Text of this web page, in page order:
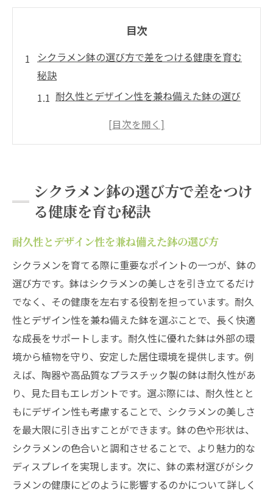
目次
シクラメン鉢の選び方で差をつける健康を育む
秘訣
耐久性とデザイン性を兼ね備えた鉢の選び
素材選びがシクラメンの健康を左右する理
排水性に優れた鉢を選ぶメリット
温度変化に強い鉢の特徴と選び方
シクラメンの美しさを引き立たせる鉢の色
シクラメンの魅力を最大限に環境設定の重要性
最適な光の量でシクラメンの色を鮮やかに
湿度管理がもたらすシクラメンの成長促進
シクラメンに適した温度設定のポイント
空気の流れを意識した配置で病害の予防
シクラメンの健康を守るための風除け対策
環境変動に強いシクラメンを育てる秘訣
美しいシクラメンを目指すための鉢管理の基本
水やりのタイミングと量を見極める方法
肥料選びがシクラメンの色を左右する理由
毎日の観察が重要なシクラメンの健康管理
シクラメン鉢の選び方で差をつけ
る健康を育む秘訣
耐久性とデザイン性を兼ね備えた鉢の選び方
シクラメンを育てる際に重要なポイントの一つが、鉢の
選び方です。鉢はシクラメンの美しさを引き立てるだけ
でなく、その健康を左右する役割を担っています。耐久
性とデザイン性を兼ね備えた鉢を選ぶことで、長く快適
な成長をサポートします。耐久性に優れた鉢は外部の環
境から植物を守り、安定した居住環境を提供します。例
えば、陶器や高品質なプラスチック製の鉢は耐久性があ
り、見た目もエレガントです。選ぶ際には、耐久性とと
もにデザイン性も考慮することで、シクラメンの美しさ
を最大限に引き出すことができます。鉢の色や形状は、
シクラメンの色合いと調和させることで、より魅力的な
ディスプレイを実現します。次に、鉢の素材選びがシク
ラメンの健康にどのように影響するのかについて詳しく